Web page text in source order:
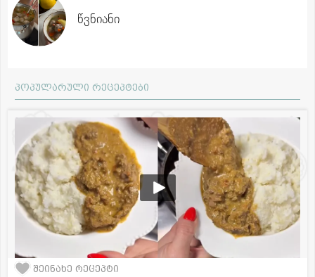
წვნიანი
პოპულარული რეცეპტები
შეინახე რეცეპტი